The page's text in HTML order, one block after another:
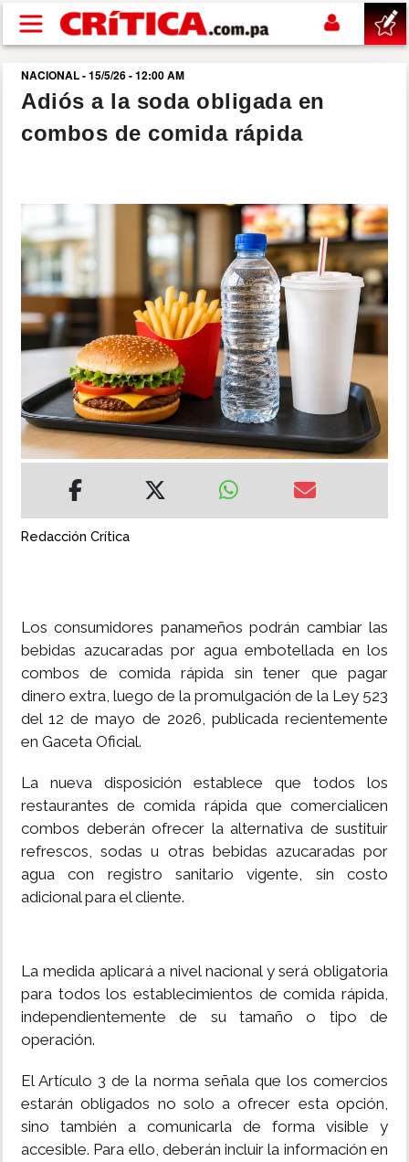
Pasar al contenido principal
buscar
SUCESOS
POLÍTICA
SHOW
DEPORTES
MUNDO
INSÓLITAS
MULTIMEDIA
NACIONAL - 15/5/26 - 12:00 AM
Adiós a la soda obligada en
combos de comida rápida
Redacción Crítica
Los consumidores panameños podrán cambiar las
bebidas azucaradas por agua embotellada en los
combos de comida rápida sin tener que pagar
dinero extra, luego de la promulgación de la Ley 523
del 12 de mayo de 2026, publicada recientemente
en Gaceta Oficial.
La nueva disposición establece que todos los
restaurantes de comida rápida que comercialicen
combos deberán ofrecer la alternativa de sustituir
refrescos, sodas u otras bebidas azucaradas por
agua con registro sanitario vigente, sin costo
adicional para el cliente.
La medida aplicará a nivel nacional y será obligatoria
para todos los establecimientos de comida rápida,
independientemente de su tamaño o tipo de
operación.
El Artículo 3 de la norma señala que los comercios
estarán obligados no solo a ofrecer esta opción,
sino también a comunicarla de forma visible y
accesible. Para ello, deberán incluir la información en